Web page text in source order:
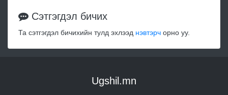
Сэтгэгдэл бичих
Та сэтгэгдэл бичихийн тулд эхлээд нэвтэрч орно уу.
Ugshil.mn